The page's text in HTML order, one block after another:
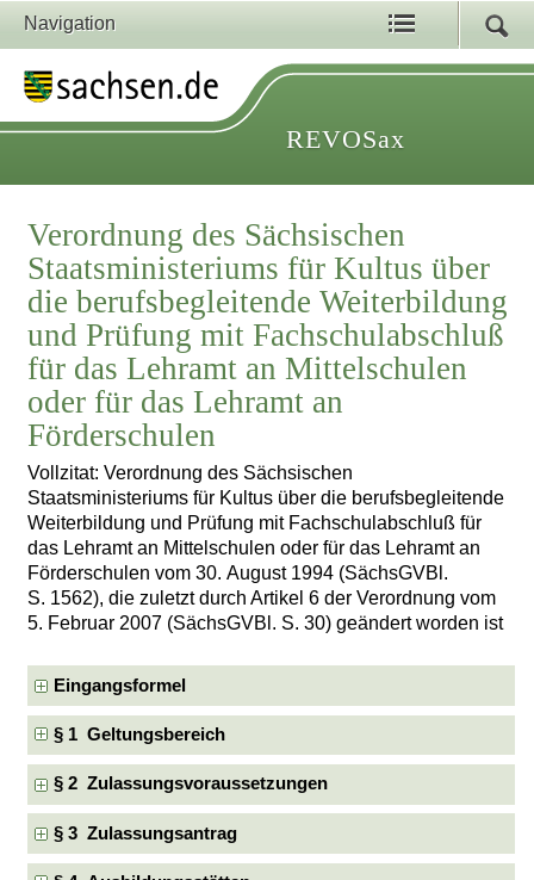
Navigation
REVOSax
Verordnung des Sächsischen
Staatsministeriums für Kultus über
die berufsbegleitende Weiterbildung
und Prüfung mit Fachschulabschluß
für das Lehramt an Mittelschulen
oder für das Lehramt an
Förderschulen
Vollzitat: Verordnung des Sächsischen
Staatsministeriums für Kultus über die berufsbegleitende
Weiterbildung und Prüfung mit Fachschulabschluß für
das Lehramt an Mittelschulen oder für das Lehramt an
Förderschulen vom 30. August 1994 (SächsGVBl.
S. 1562), die zuletzt durch Artikel 6 der Verordnung vom
5. Februar 2007 (SächsGVBl. S. 30) geändert worden ist
Eingangsformel
§ 1 Geltungsbereich
§ 2 Zulassungsvoraussetzungen
§ 3 Zulassungsantrag